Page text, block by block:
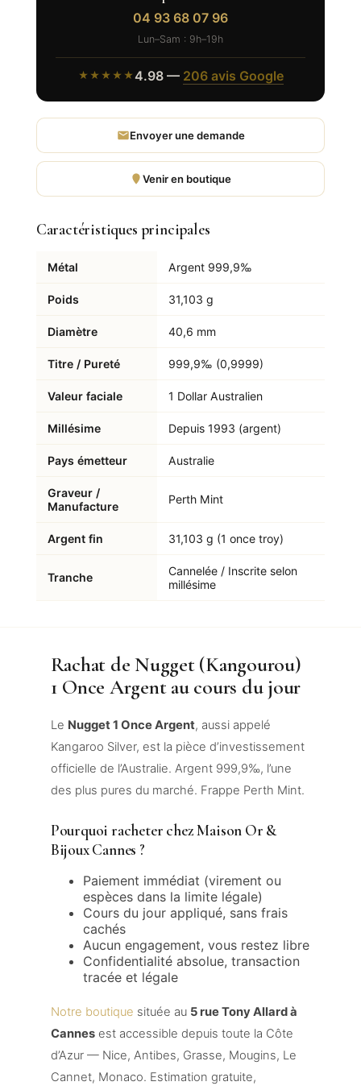
04 93 68 07 96
Lun–Sam : 9h–19h
★★★★★ 4.98 — 206 avis Google
Envoyer une demande
Venir en boutique
Caractéristiques principales
Métal Argent 999,9‰
Poids 31,103 g
Diamètre 40,6 mm
Titre / Pureté 999,9‰ (0,9999)
Valeur faciale 1 Dollar Australien
Millésime Depuis 1993 (argent)
Pays émetteur Australie
Graveur /
Manufacture
Perth Mint
Argent fin 31,103 g (1 once troy)
Tranche
Cannelée / Inscrite selon
millésime
Rachat de Nugget (Kangourou)
1 Once Argent au cours du jour
Le Nugget 1 Once Argent, aussi appelé
Kangaroo Silver, est la pièce d’investissement
officielle de l’Australie. Argent 999,9‰, l’une
des plus pures du marché. Frappe Perth Mint.
Pourquoi racheter chez Maison Or &
Bijoux Cannes ?
Paiement immédiat (virement ou
espèces dans la limite légale)
Cours du jour appliqué, sans frais
cachés
Aucun engagement, vous restez libre
Confidentialité absolue, transaction
tracée et légale
Notre boutique située au 5 rue Tony Allard à
Cannesest accessible depuis toute la Côte
d’Azur — Nice, Antibes, Grasse, Mougins, Le
Cannet, Monaco. Estimation gratuite,